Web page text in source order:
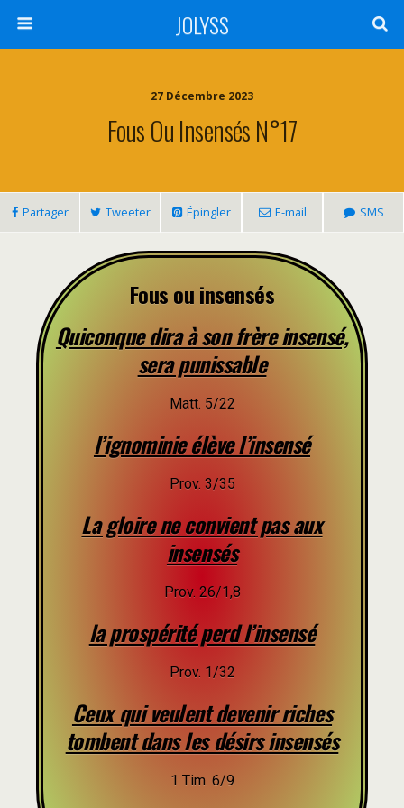
JOLYSS
27 Décembre 2023
Fous Ou Insensés N°17
Partager Tweeter Épingler E-mail SMS
Fous ou insensés
Quiconque dira à son frère insensé,
sera punissable
Matt. 5/22
l’ignominie élève l’insensé
Prov. 3/35
La gloire ne convient pas aux
insensés
Prov. 26/1,8
la prospérité perd l’insensé
Prov. 1/32
Ceux qui veulent devenir riches
tombent dans les désirs insensés
1 Tim. 6/9